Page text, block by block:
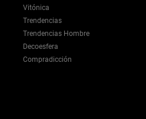
Vitónica
Trendencias
Trendencias Hombre
Decoesfera
Compradicción